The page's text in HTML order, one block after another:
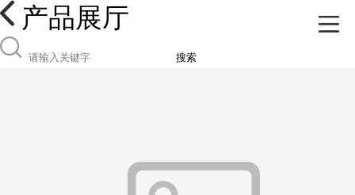
产品展厅
搜索